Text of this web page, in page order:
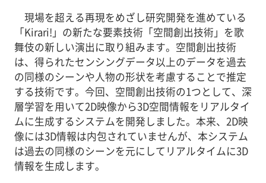
現場を超える再現をめざし研究開発を進めている
「Kirari!」の新たな要素技術「空間創出技術」を歌
舞伎の新しい演出に取り組みます。空間創出技術
は、得られたセンシングデータ以上のデータを過去
の同様のシーンや人物の形状を考慮することで推定
する技術です。今回、空間創出技術の1つとして、深
層学習を用いて2D映像から3D空間情報をリアルタイ
ムに生成するシステムを開発しました。本来、2D映
像には3D情報は内包されていませんが、本システム
は過去の同様のシーンを元にしてリアルタイムに3D
情報を生成します。